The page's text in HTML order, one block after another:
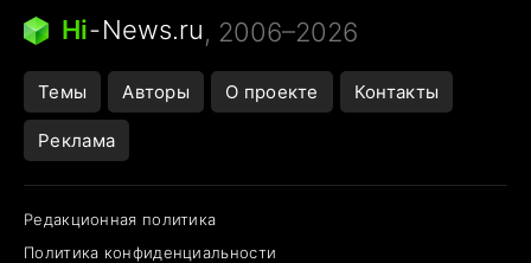
Следующая пандемия
Hi-News.ru, 2006–2026
Темы Авторы О проекте Контакты
Реклама
Редакционная политика
Политика конфиденциальности